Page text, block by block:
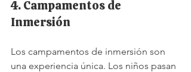
4. Campamentos de
Inmersión
Los campamentos de inmersión son
una experiencia única. Los niños pasan